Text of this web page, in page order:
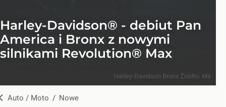
Harley-Davidson® - debiut Pan
America i Bronx z nowymi
silnikami Revolution® Max
Harley-Davidson Bronx Źródło: Ma
Auto / Moto / Nowe